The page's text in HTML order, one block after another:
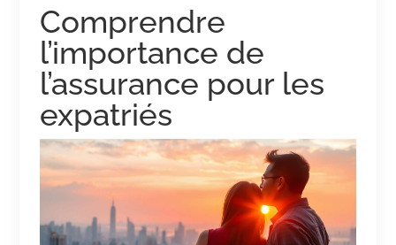
Comprendre
l’importance de
l’assurance pour les
expatriés